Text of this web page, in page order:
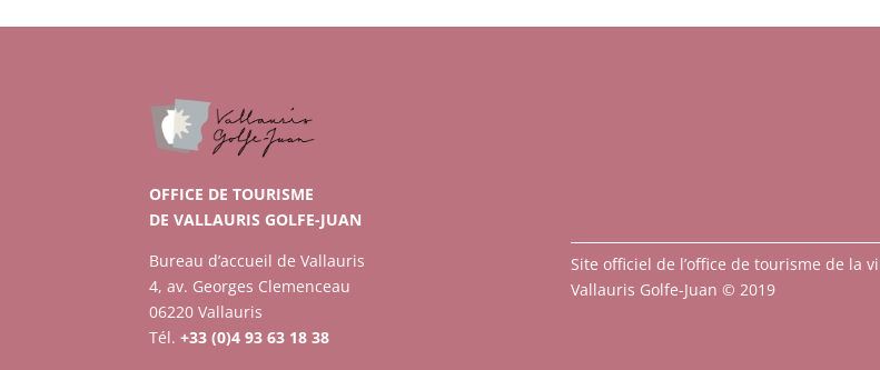
OFFICE DE TOURISME
DE VALLAURIS GOLFE-JUAN
Bureau d’accueil de Vallauris
4, av. Georges Clemenceau
06220 Vallauris
Tél.+33 (0)4 93 63 18 38
Site officiel de l’office de tourisme de la
Vallauris Golfe-Juan © 2019